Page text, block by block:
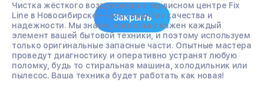
Чистка жёсткого воздуховода в сервисном центре Fix
Line в Новосибирске — это гарантия качества и
надежности. Мы знаем, насколько важен каждый
элемент вашей бытовой техники, и поэтому используем
только оригинальные запасные части. Опытные мастера
проведут диагностику и оперативно устранят любую
поломку, будь то стиральная машина, холодильник или
пылесос. Ваша техника будет работать как новая!
Закрыть